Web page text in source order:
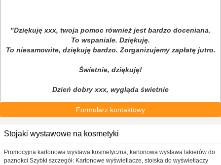
"Dziękuję xxx, twoja pomoc również jest bardzo doceniana.
To wspaniale. Dziękuję.
To niesamowite, dziękuję bardzo. Zorganizujemy zapłatę jutro.
Świetnie, dziękuję!
Dzień dobry xxx, wygląda świetnie
Formularz kontaktowy
Stojaki wystawowe na kosmetyki
Promocyjna kartonowa wystawa kosmetyczna, kartonowa wystawa lakierów do
paznokci Szybki szczegół: Kartonowe wyświetlacze, stoiska do wyświetlaczy